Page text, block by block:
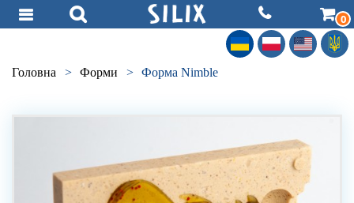
0
Головна > Форми > Форма Nimble